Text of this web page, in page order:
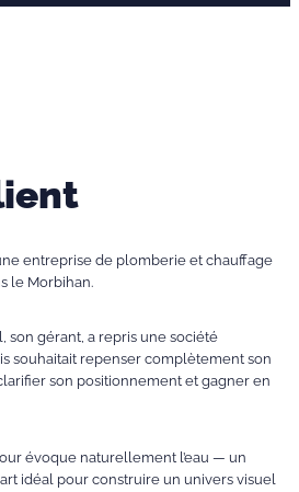
entreprise de plomberie et chauffage
le Morbihan.
son gérant, a repris une société
souhaitait repenser complètement son
son positionnement et gagner en
évoque naturellement l’eau — un
idéal pour construire un univers visuel